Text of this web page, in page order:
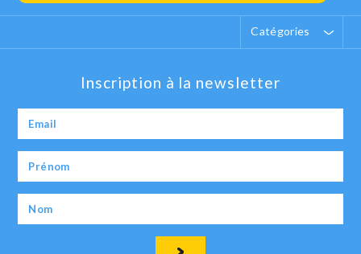
Catégories
Inscription à la newsletter